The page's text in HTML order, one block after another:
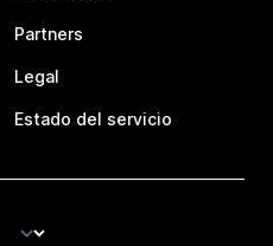
Partners
Legal
Estado del servicio